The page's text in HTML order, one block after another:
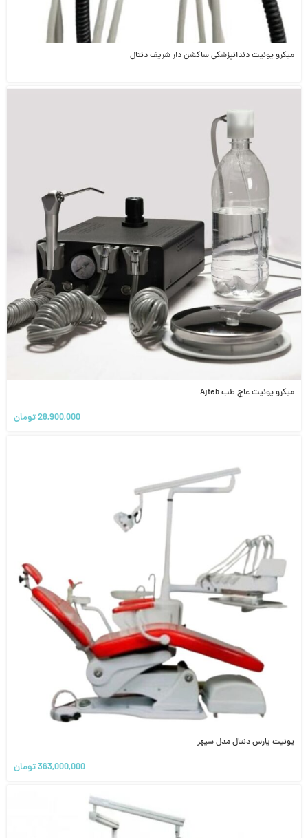
میکرو یونیت دندانپزشکی ساکشن دار شریف دنتال
میکرو یونیت عاج طب Ajteb
28,900,000تومان
یونیت پارس دنتال مدل سپهر
363,000,000تومان